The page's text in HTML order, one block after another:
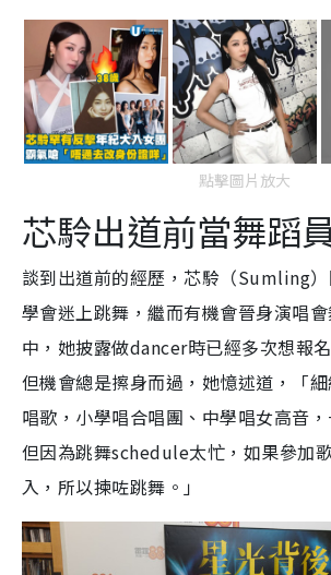
點擊圖片放大
芯駖出道前當舞蹈
談到出道前的經歷，芯駖（Sumling
學會迷上跳舞，繼而有機會晉身演唱
中，她披露做dancer時已經多次想報
但機會總是擦身而過，她憶述道，「
唱歌，小學唱合唱團、中學唱女高音，
但因為跳舞schedule太忙，如果參加
入，所以揀咗跳舞。」